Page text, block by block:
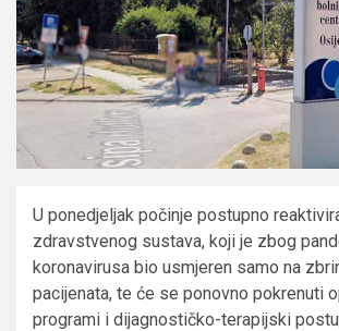
U ponedjeljak počinje postupno
zdravstvenog sustava, koji je zbog
koronavirusa bio usmjeren samo na
pacijenata, te će se ponovno pokrenuti
programi i dijagnostičko-terapijski